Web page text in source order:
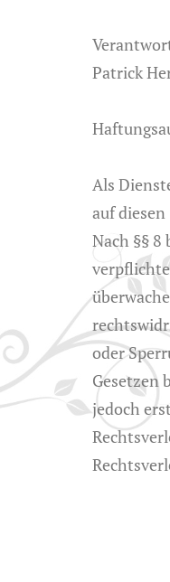
Patrick
Als
auf
Nach §§
oder
Gesetzen
jedoch